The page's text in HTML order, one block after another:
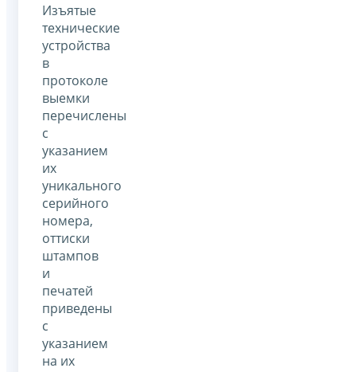
Изъятые
технические
устройства
в
протоколе
выемки
перечислены
с
указанием
их
уникального
серийного
номера,
оттиски
штампов
и
печатей
приведены
с
указанием
на их